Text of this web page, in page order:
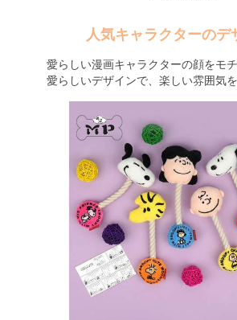
人気キャラクターのデ
愛らしい漫画キャラクターの顔をモ
愛らしいデザインで、楽しい雰囲気を